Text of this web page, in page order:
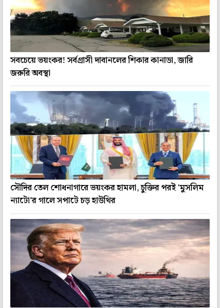
সবচেয়ে ভয়ংকর! সর্বগ্রাসী দাবানলের শিকার কানাডা, জারি
জরুরি অবস্থা
সৌদির তেল শোধনাগারে ভয়ংকর হামলা, চুক্তির পরই 'মুসলিম
ন্যাটো'র গালে সপাটে চড় হাউথির